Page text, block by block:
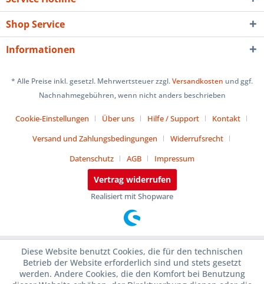
Shop Service
Informationen
* Alle Preise inkl. gesetzl. Mehrwertsteuer zzgl.Versandkosten und ggf.
Nachnahmegebühren, wenn nicht anders beschrieben
Cookie-Einstellungen Über uns Hilfe / Support
Kontakt
Versand und Zahlungsbedingungen
Widerrufsrecht
Datenschutz
AGB Impressum
Vertrag widerrufen
Realisiert mit Shopware
Diese Website benutzt Cookies, die für den technischen
Betrieb der Website erforderlich sind und stets gesetzt
werden. Andere Cookies, die den Komfort bei Benutzung